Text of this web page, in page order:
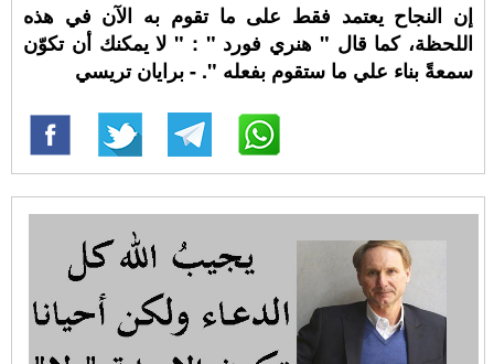
إن النجاح يعتمد فقط على ما تقوم به الآن في هذه
اللحظة، كما قال " هنري فورد " : " لا يمكنك أن تكوّن
سمعةً بناء علي ما ستقوم بفعله ". - برايان تريسي